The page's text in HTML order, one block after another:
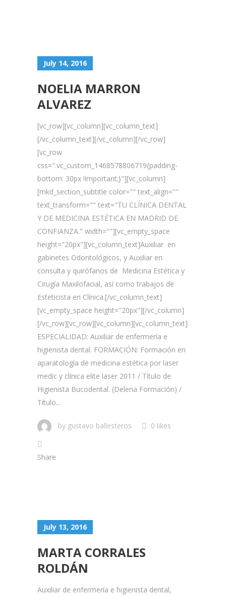
July 14, 2016
NOELIA MARRON
ALVAREZ
[vc_row][vc_column][vc_column_text]
[/vc_column_text][/vc_column][/vc_row]
[vc_row
css=".vc_custom_1468578806719{padding-
bottom: 30px !important;}"][vc_column]
[mkd_section_subtitle color="" text_align=""
text_transform="" text="TU CLÍNICA DENTAL
Y DE MEDICINA ESTÉTICA EN MADRID DE
CONFIANZA." width=""][vc_empty_space
height="20px"][vc_column_text]Auxiliar en
gabinetes Odontológicos, y Auxiliar en
consulta y quirófanos de Medicina Estética y
Cirugía Maxilofacial, así como trabajos de
Esteticista en Clínica.[/vc_column_text]
[vc_empty_space height="20px"][/vc_column]
[/vc_row][vc_row][vc_column][vc_column_text]
ESPECIALIDAD: Auxiliar de enfermería e
higienista dental. FORMACIÓN: Formación en
aparatología de medicina estética por laser
medic y clínica elite laser 2011 / Título de
Higienista Bucodental. (Delena Formación) /
Título...
by gustavo ballesteros 0 likes
Share
July 13, 2016
MARTA CORRALES
ROLDÁN
Auxiliar de enfermería e higienista dental,